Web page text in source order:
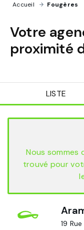
Accueil › Fougères
Votre
proximité
LISTE
Nous sommes
trouvé pour
19